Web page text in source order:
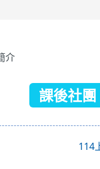
介
課後社團
114